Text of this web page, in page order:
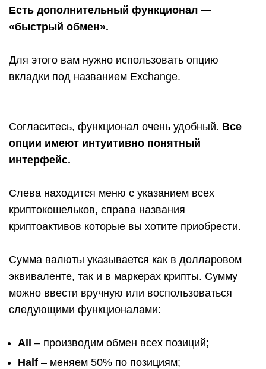
Есть дополнительный функционал —
«быстрый обмен».
Для этого вам нужно использовать опцию
вкладки под названием Exchange.
Согласитесь, функционал очень удобный. Все
опции имеют интуитивно понятный
интерфейс.
Слева находится меню с указанием всех
криптокошельков, справа названия
криптоактивов которые вы хотите приобрести.
Сумма валюты указывается как в долларовом
эквиваленте, так и в маркерах крипты. Сумму
можно ввести вручную или воспользоваться
следующими функционалами:
All – производим обмен всех позиций;
Half – меняем 50% по позициям;